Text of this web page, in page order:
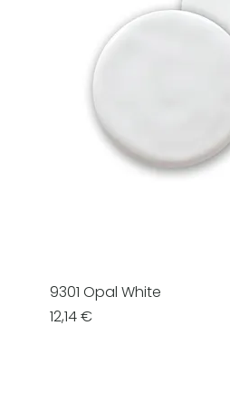
9301 Opal White
Prezzo
12,14 €